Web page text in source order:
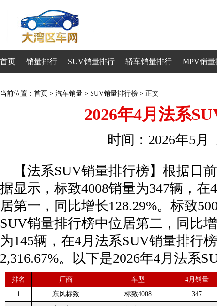
首页 销量排行 SUV销量排行 轿车销量排行 MPV销量
当前位置： 首页 > 汽车销量 > SUV销量排行榜 > 正文
2026年4月法系
时间：2026年5
【法系SUV销量排行榜】根据日
据显示，标致4008销量为347辆，
居第一，同比增长128.29%。标致
SUV销量排行榜中位居第二，同比
为145辆，在4月法系SUV销量排行
2,316.67%。以下是2026年4月法系
排名 厂商 车型
4月销量
1
东风标致 标致4008
347